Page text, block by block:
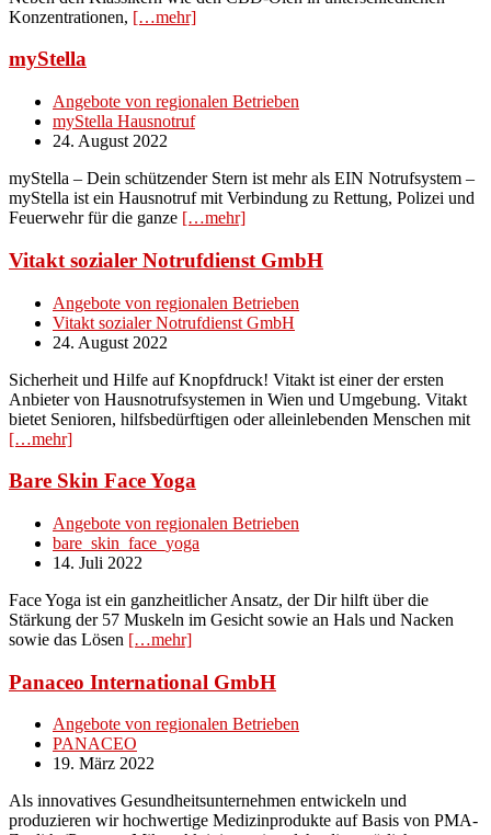
Konzentrationen, […mehr]
myStella
Angebote von regionalen Betrieben
myStella Hausnotruf
24. August 2022
myStella – Dein schützender Stern ist mehr als EIN Notrufsystem –
myStella ist ein Hausnotruf mit Verbindung zu Rettung, Polizei und
Feuerwehr für die ganze […mehr]
Vitakt sozialer Notrufdienst GmbH
Angebote von regionalen Betrieben
Vitakt sozialer Notrufdienst GmbH
24. August 2022
Sicherheit und Hilfe auf Knopfdruck! Vitakt ist einer der ersten
Anbieter von Hausnotrufsystemen in Wien und Umgebung. Vitakt
bietet Senioren, hilfsbedürftigen oder alleinlebenden Menschen mit
[…mehr]
Bare Skin Face Yoga
Angebote von regionalen Betrieben
bare_skin_face_yoga
14. Juli 2022
Face Yoga ist ein ganzheitlicher Ansatz, der Dir hilft über die
Stärkung der 57 Muskeln im Gesicht sowie an Hals und Nacken
sowie das Lösen […mehr]
Panaceo International GmbH
Angebote von regionalen Betrieben
PANACEO
19. März 2022
Als innovatives Gesundheitsunternehmen entwickeln und
produzieren wir hochwertige Medizinprodukte auf Basis von PMA-